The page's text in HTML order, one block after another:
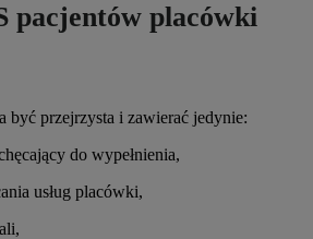
pacjentów placówki
być przejrzysta i zawierać jedynie:
do wypełnienia,
usług placówki,